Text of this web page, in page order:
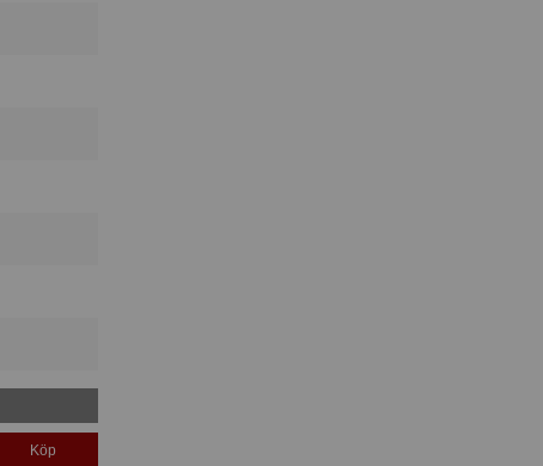
Köp